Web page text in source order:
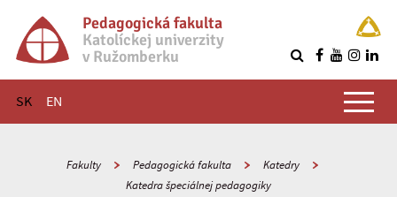
Pedagogická fakulta
Katolíckej univerzity
v Ružomberku
SK EN
Hlavné menu
Fakulty Pedagogická fakulta
Katedry
Katedra špeciálnej pedagogiky